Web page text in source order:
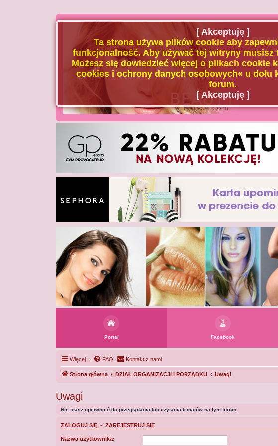
Naszą
medycyny
i
jak i
Portal Facebook
Więcej… FAQ Kontakt z nami
Strona główna DZIAŁ ORGANIZACJI I PORZĄDKU Uwagi
Uwagi
Nie masz uprawnień do przeglądania lub czytania tematów na tym forum.
ZALOGUJ SIĘ • ZAREJESTRUJ SIĘ
Nazwa użytkownika:
[ Akceptuję ]
Ta strona używa plików cookie aby
funkcjonalność. Aby używać tej witryny musisz
Możesz się dowiedzieć więcej o plikach cookie
cookies i ochrony danych osobowych« u dołu
forum.
[ Akceptuję ]